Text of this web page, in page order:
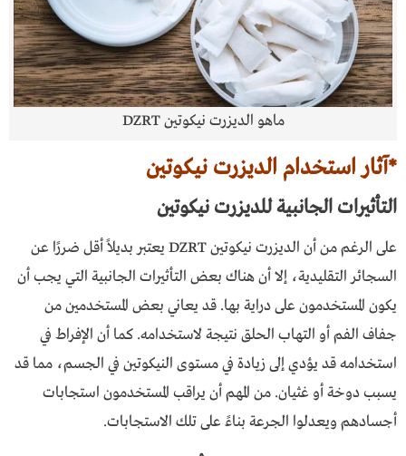
ماهو الديزرت نيكوتين DZRT
*آثار استخدام الديزرت نيكوتين
التأثيرات الجانبية للديزرت نيكوتين
على الرغم من أن الديزرت نيكوتين DZRT يعتبر بديلاً أقل ضررًا عن
السجائر التقليدية، إلا أن هناك بعض التأثيرات الجانبية التي يجب أن
يكون المستخدمون على دراية بها. قد يعاني بعض المستخدمين من
جفاف الفم أو التهاب الحلق نتيجة لاستخدامه. كما أن الإفراط في
استخدامه قد يؤدي إلى زيادة في مستوى النيكوتين في الجسم، مما قد
يسبب دوخة أو غثيان. من المهم أن يراقب المستخدمون استجابات
أجسادهم ويعدلوا الجرعة بناءً على تلك الاستجابات.